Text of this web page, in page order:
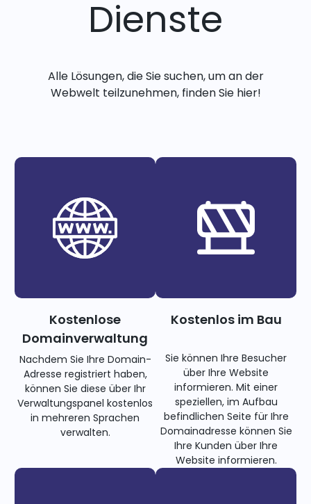
Dienste
Alle Lösungen, die Sie suchen, um an der
Webwelt teilzunehmen, finden Sie hier!
Kostenlose
Domainverwaltung
Nachdem Sie Ihre Domain-
Adresse registriert haben,
können Sie diese über Ihr
Verwaltungspanel kostenlos
in mehreren Sprachen
verwalten.
Kostenlos im Bau
Sie können Ihre Besucher
über Ihre Website
informieren. Mit einer
speziellen, im Aufbau
befindlichen Seite für Ihre
Domainadresse können Sie
Ihre Kunden über Ihre
Website informieren.